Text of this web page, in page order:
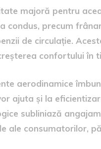
majoră pentru
condus, precum
de circulație.
confortului în
aerodinamice
ajuta și la
subliniază
ale consumatorilor,